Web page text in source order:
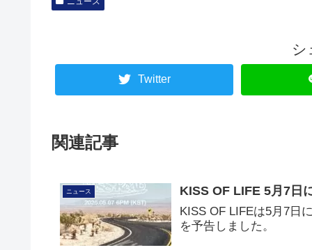
シ
Twitter
関連記事
ニュース KISS OF LIFE 5月7日
KISS OF LIFEは5月7日
を予告しました。